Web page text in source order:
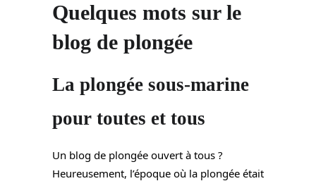
Quelques mots sur le
blog de plongée
La plongée sous-marine
pour toutes et tous
Un blog de plongée ouvert à tous ?
Heureusement, l’époque où la plongée était